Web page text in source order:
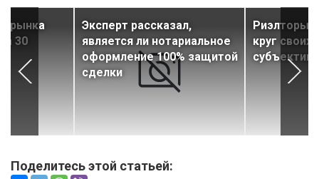
рынка
30
Эксперт рассказал,
является ли нотариальное
оформление 100% защитой
сделки
Риэлторы
круг своих
Поделитесь этой статьей: